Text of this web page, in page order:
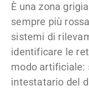
È una zona
sempre più
sistemi di
identificare le
modo artificiale:
intestatario del